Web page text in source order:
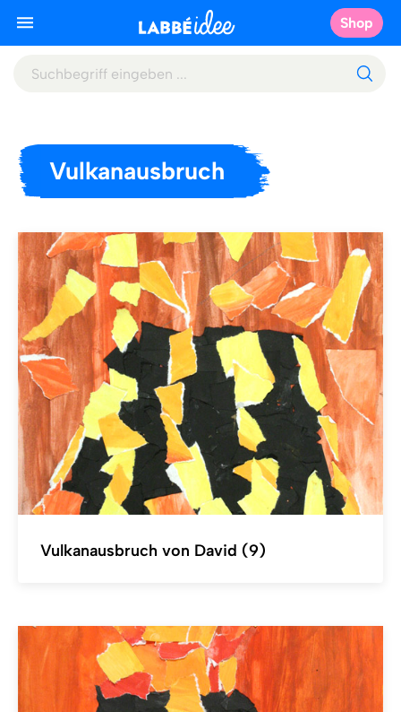
Shop
Vulkanausbruch
Vulkanausbruch von David (9)